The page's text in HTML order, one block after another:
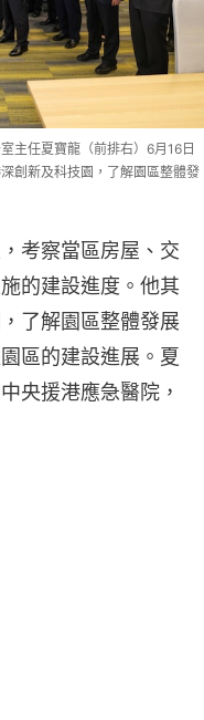
主任夏寶龍（前排右）6月16日
創新及科技園，了解園區整體發
考察當區房屋、交
的建設進度。他其
了解園區整體發展
區的建設進展。夏
央援港應急醫院，